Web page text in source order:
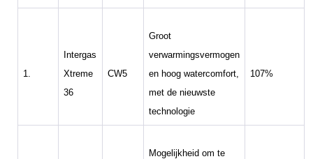
1.
Intergas
Xtreme
36
CW5
Groot
verwarmingsvermogen
en hoog watercomfort,
met de nieuwste
technologie
107%
Mogelijkheid om te